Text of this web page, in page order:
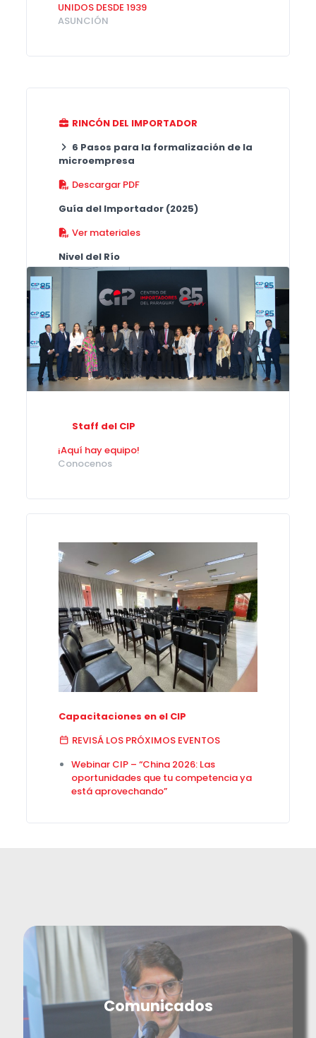
UNIDOS DESDE 1939
ASUNCIÓN
RINCÓN DEL IMPORTADOR
6 Pasos para la formalización de la
microempresa
Descargar PDF
Guía del Importador (2025)
Ver materiales
Nivel del Río
Información en tiempo real
Revisar estado
Staff del CIP
¡Aquí hay equipo!
Conocenos
Capacitaciones en el CIP
REVISÁ LOS PRÓXIMOS EVENTOS
Webinar CIP – “China 2026: Las
oportunidades que tu competencia ya
está aprovechando”
Comunicados